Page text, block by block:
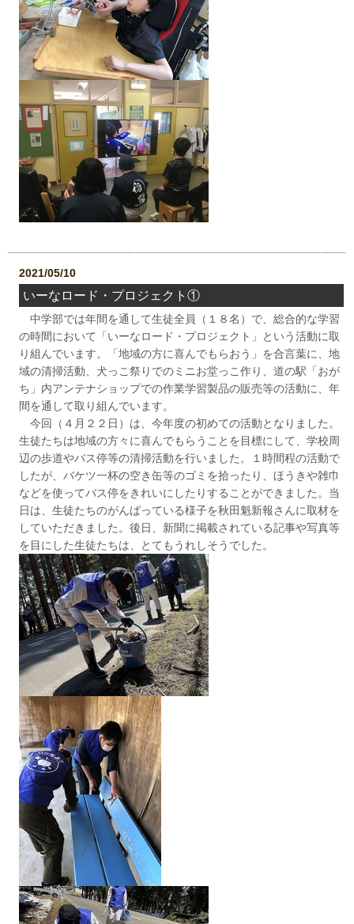
2021/05/10
いーなロード・プロジェクト①
中学部では年間を通して生徒全員（１８名）で、総合的な学習
の時間において「いーなロード・プロジェクト」という活動に取
り組んでいます。「地域の方に喜んでもらおう」を合言葉に、地
域の清掃活動、犬っこ祭りでのミニお堂っこ作り、道の駅「おが
ち」内アンテナショップでの作業学習製品の販売等の活動に、年
間を通して取り組んでいます。
今回（４月２２日）は、今年度の初めての活動となりました。
生徒たちは地域の方々に喜んでもらうことを目標にして、学校周
辺の歩道やバス停等の清掃活動を行いました。１時間程の活動で
したが、バケツ一杯の空き缶等のゴミを拾ったり、ほうきや雑巾
などを使ってバス停をきれいにしたりすることができました。当
日は、生徒たちのがんばっている様子を秋田魁新報さんに取材を
していただきました。後日、新聞に掲載されている記事や写真等
を目にした生徒たちは、とてもうれしそうでした。